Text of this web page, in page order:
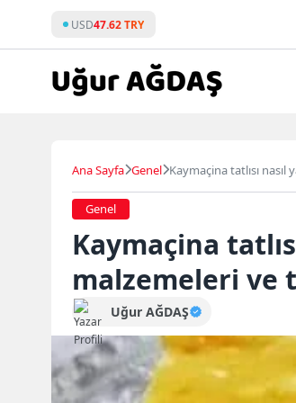
content
USD47.62 TRY
Ana Sayfa Genel Kaymaçina tatlısı nasıl
Genel
Kaymaçina
malzemeleri ve
Uğur AĞDAŞ